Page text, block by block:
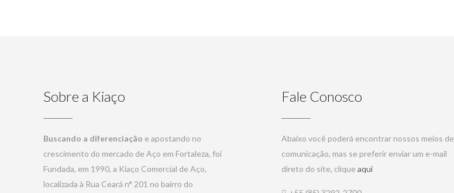
Sobre a Kiaço
Buscando a diferenciação e apostando no
crescimento do mercado de Aço em Fortaleza, foi
Fundada, em 1990, a Kiaço Comercial de Aço,
localizada à Rua Ceará n° 201 no bairro do
Fale Conosco
Abaixo você poderá encontrar nossos meios de
comunicação, mas se preferir enviar um e-mail
direto do site, clique aqui